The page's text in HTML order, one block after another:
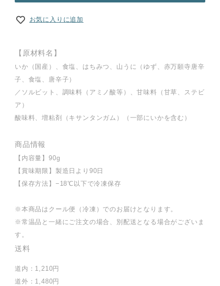
お気に入りに追加
【原材料名】
いか（国産）、食塩、はちみつ、山うに（ゆず、赤万願寺唐辛
子、食塩、唐辛子）
／ソルビット、調味料（アミノ酸等）、甘味料（甘草、ステビ
ア）
酸味料、増粘剤（キサンタンガム）（一部にいかを含む）
商品情報
【内容量】 90g
【賞味期限】 製造日より90日
【保存方法】 −18℃以下で冷凍保存
※本商品はクール便（冷凍）でのお届けとなります。
※常温品と一緒にご注文の場合、別配送となる場合がございま
す。
送料
道内：1,210円
道外：1,480円